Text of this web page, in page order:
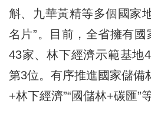
斛、九華黃精等多個國家
名片”。目前，全省擁有
43家、林下經濟示範基地
第3位。有序推進國家儲備
+林下經濟”“國儲林+碳匯”